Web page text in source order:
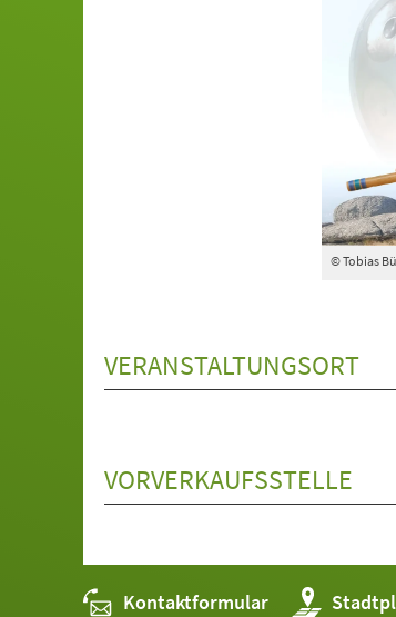
© Tobias
VERANSTALTUNGSORT
VORVERKAUFSSTELLE
Kontaktformular (Öffnet